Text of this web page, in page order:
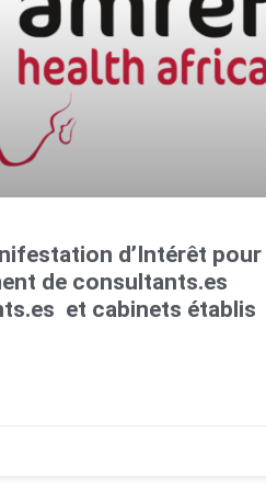
d’Intérêt pour
de consultants.es
et cabinets établis